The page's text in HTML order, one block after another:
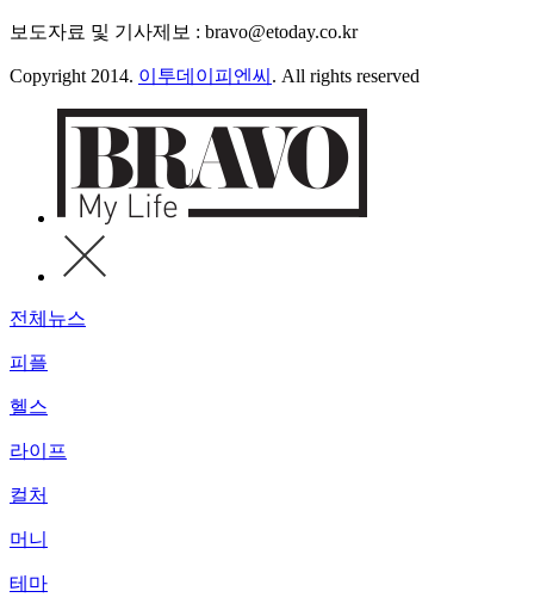
보도자료 및 기사제보 : bravo@etoday.co.kr
Copyright 2014. 이투데이피엔씨 . All rights reserved
전체뉴스
피플
헬스
라이프
컬처
머니
테마